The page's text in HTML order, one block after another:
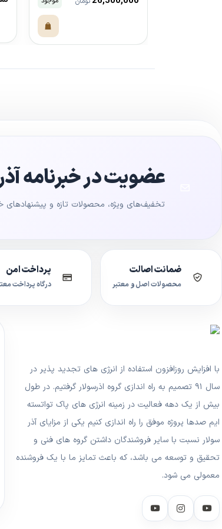
عضویت در خبرنامه
تخفیف‌های ویژه، محصولات تازه و پیشنهادهای
ضمانت اصالت
محصولات اصل و معتبر
پرداخت امن
درگاه پرداخت
با افزایش روزافزون استفاده از انرژی های تجدید پذیر در
سال ۹۱ تصمیم به راه اندازی گروه اذرسولار گرفتیم. در طول
بیش از یک دهه فعالیت در زمینه انرژی های پاک تواتسته
ایم صدها پروژه موفق را راه اندازی کنیم یکی از مزایای آذر
سولار نسبت با سایر فروشندگان داشتن گروه های فنی و
تحقیق و توسعه می باشد، که باعث تمایز ما با یک فروشنده
معمولی می شود.